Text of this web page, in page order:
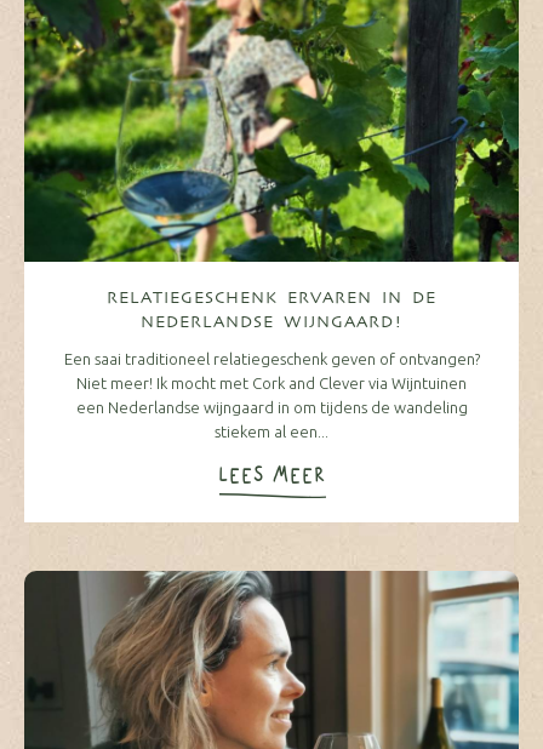
RELATIEGESCHENK ERVAREN IN DE
NEDERLANDSE WIJNGAARD!
Een saai traditioneel relatiegeschenk geven of ontvangen?
Niet meer! Ik mocht met Cork and Clever via Wijntuinen
een Nederlandse wijngaard in om tijdens de wandeling
stiekem al een...
LEES MEER